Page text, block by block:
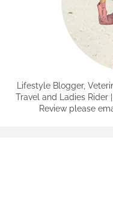
Lifestyle Blogger,
Travel and Ladies Rider
Review please